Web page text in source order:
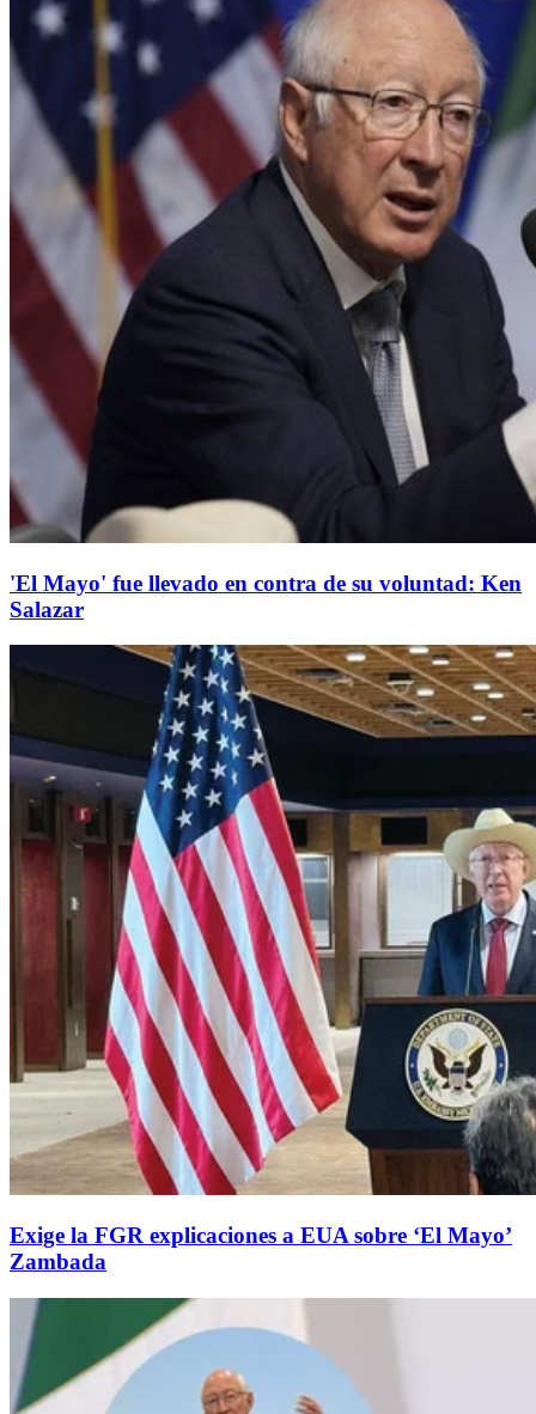
'El Mayo' fue llevado en contra de su voluntad: Ken
Salazar
Exige la FGR explicaciones a EUA sobre ‘El Mayo’
Zambada